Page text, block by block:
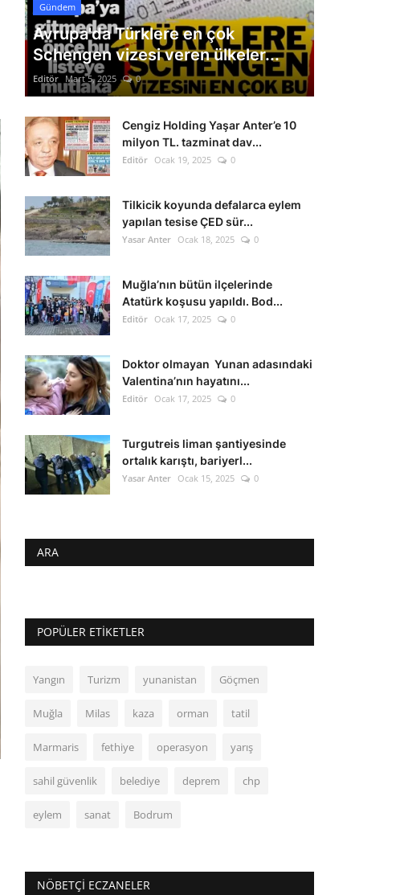
Gündem
Avrupa'da Türklere en çok
Schengen vizesi veren ülkeler...
Editör Mart 5, 2025 0
Cengiz Holding Yaşar Anter’e 10
milyon TL. tazminat dav...
Editör Ocak 19, 2025 0
Tilkicik koyunda defalarca eylem
yapılan tesise ÇED sür...
Yasar Anter Ocak 18, 2025 0
Muğla’nın bütün ilçelerinde
Atatürk koşusu yapıldı. Bod...
Editör Ocak 17, 2025 0
Doktor olmayan Yunan adasındaki
Valentina’nın hayatını...
Editör Ocak 17, 2025 0
Turgutreis liman şantiyesinde
ortalık karıştı, bariyerl...
Yasar Anter Ocak 15, 2025 0
ARA
POPÜLER ETIKETLER
Yangın Turizm yunanistan Göçmen
Muğla Milas kaza orman tatil
Marmaris fethiye operasyon yarış
sahil güvenlik belediye deprem chp
eylem sanat Bodrum
NÖBETÇI ECZANELER